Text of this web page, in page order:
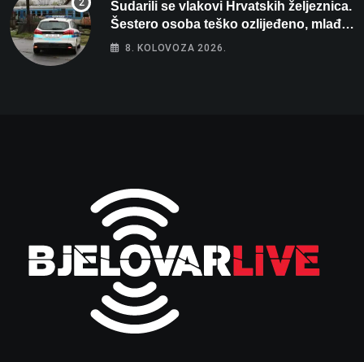
Sudarili se vlakovi Hrvatskih željeznica.
Šestero osoba teško ozlijeđeno, mlađa
žena na intenzivnoj
8. KOLOVOZA 2026.